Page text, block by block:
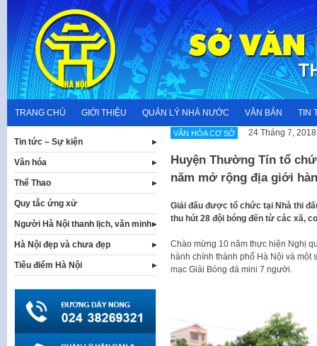
content
TRANG CHỦ GIỚI THIỆU QUẢN LÝ NHÀ NƯỚC VĂN BẢN TIN
VĂN HÓA CƠ SỞ 24 Tháng 7, 2018
Huyện Thường Tín tổ
năm mở rộng địa giới
Giải đấu được tổ chức tại Nhà thi
thu hút 28 đội bóng đến từ các xã,
Chào mừng 10 năm thực hiện Nghị
hành chính thành phố Hà Nội và một
mạc Giải Bóng đá mini 7 người.
Tin tức – Sự kiện
Văn hóa
Thể Thao
Quy tắc ứng xử
Người Hà Nội thanh lịch, văn minh
Hà Nội đẹp và chưa đẹp
Tiêu điểm Hà Nội